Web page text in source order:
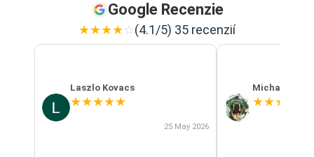
Google Recenzie
★★★★☆(4.1/5) 35 recenzií
Laszlo Kovacs
★★★★★
25 May 2026
Michal Szabo
★★★